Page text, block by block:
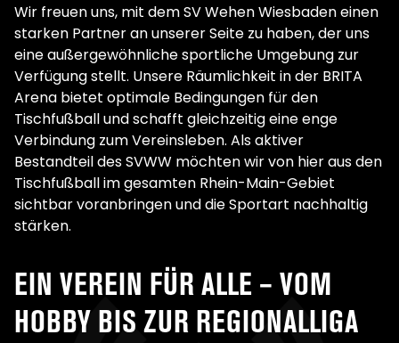
Wir freuen uns, mit dem SV Wehen Wiesbaden einen
starken Partner an unserer Seite zu haben, der uns
eine außergewöhnliche sportliche Umgebung zur
Verfügung stellt. Unsere Räumlichkeit in der BRITA
Arena bietet optimale Bedingungen für den
Tischfußball und schafft gleichzeitig eine enge
Verbindung zum Vereinsleben. Als aktiver
Bestandteil des SVWW möchten wir von hier aus den
Tischfußball im gesamten Rhein-Main-Gebiet
sichtbar voranbringen und die Sportart nachhaltig
stärken.
EIN VEREIN FÜR ALLE – VOM
HOBBY BIS ZUR REGIONALLIGA